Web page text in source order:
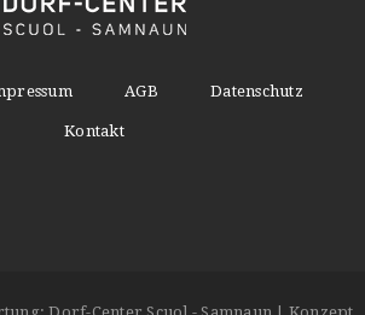
AGB Datenschutz
Kontakt